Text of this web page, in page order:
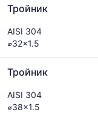
месяц.
рассчитывается
по
актуальным
предложениям
обновляется
по
ГОСТ,
поставщиков
по
запросу
Тройник
AISI 304
⌀32x1.5
Тройник
AISI 304
⌀38x1.5